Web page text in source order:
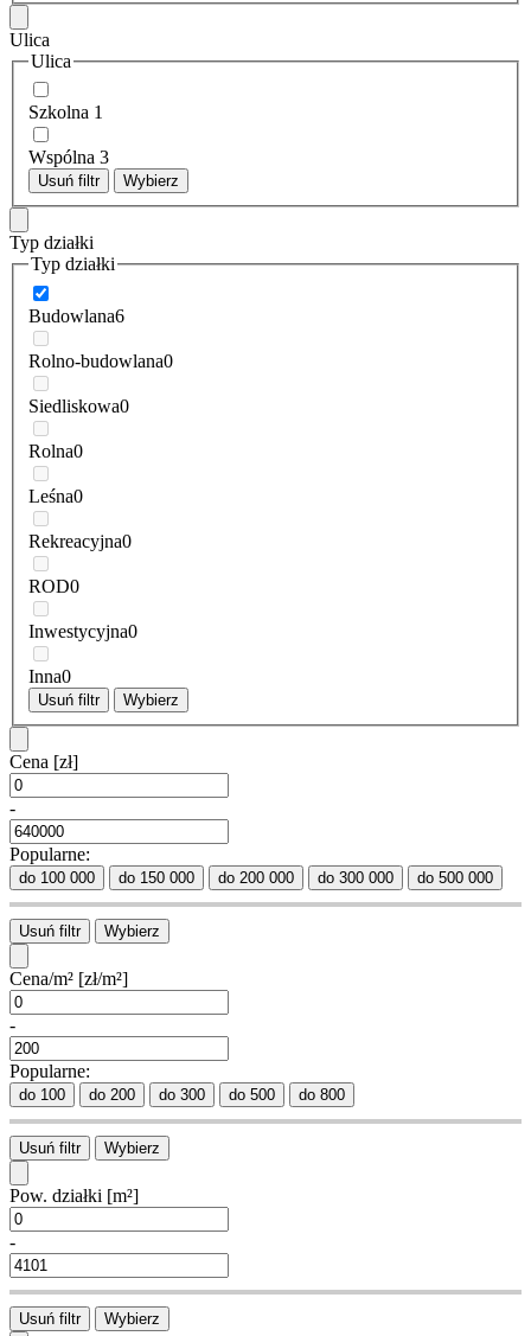
Ulica
Ulica
Szkolna 1
Wspólna 3
Usuń filtr Wybierz
Typ działki
Typ działki
Budowlana6
Rolno-budowlana0
Siedliskowa0
Rolna0
Leśna0
Rekreacyjna0
ROD0
Inwestycyjna0
Inna0
Usuń filtr Wybierz
Cena [zł]
-
Popularne:
do 100 000 do 150 000 do 200 000 do 300 000 do 500 000
Usuń filtr Wybierz
Cena/m² [zł/m²]
-
Popularne:
do 100 do 200 do 300 do 500 do 800
Usuń filtr Wybierz
Pow. działki [m²]
-
Usuń filtr Wybierz